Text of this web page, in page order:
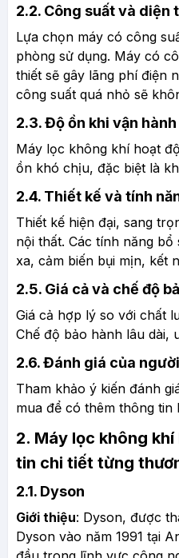
2.2. Công suất và diện
Lựa chọn máy có công
phòng sử dụng. Máy có
thiết sẽ gây lãng phí điện
công suất quá nhỏ sẽ
2.3. Độ ồn khi vận hành
Máy lọc không khí hoạt
ồn khó chịu, đặc biệt là
2.4. Thiết kế và tính
Thiết kế hiện đại, sang
nội thất. Các tính năng
xa, cảm biến bụi mịn, kết
2.5. Giá cả và chế độ
Giá cả hợp lý so với chất
Chế độ bảo hành lâu dài,
2.6. Đánh giá của
Tham khảo ý kiến đánh
mua để có thêm thông tin
2. Máy lọc không
tin chi tiết từng
2.1. Dyson
Giới thiệu: Dyson, được
Dyson vào năm 1991 tại